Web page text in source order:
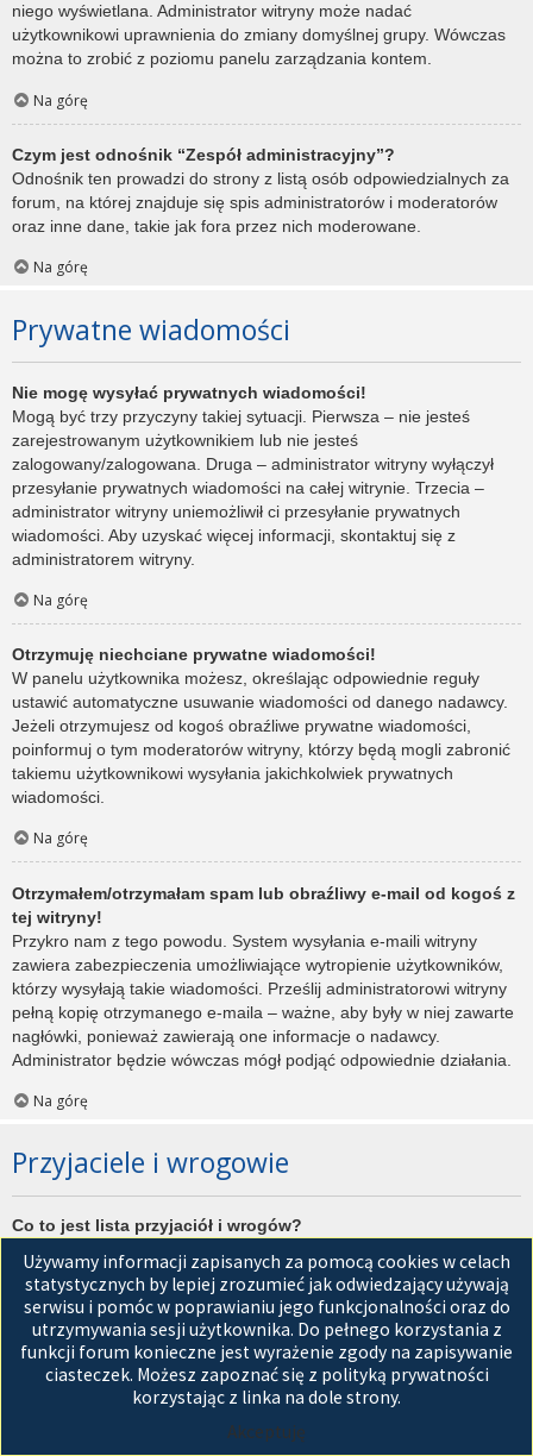
niego wyświetlana. Administrator witryny może nadać
użytkownikowi uprawnienia do zmiany domyślnej grupy. Wówczas
można to zrobić z poziomu panelu zarządzania kontem.
Na górę
Czym jest odnośnik “Zespół administracyjny”?
Odnośnik ten prowadzi do strony z listą osób odpowiedzialnych za
forum, na której znajduje się spis administratorów i moderatorów
oraz inne dane, takie jak fora przez nich moderowane.
Na górę
Prywatne wiadomości
Nie mogę wysyłać prywatnych wiadomości!
Mogą być trzy przyczyny takiej sytuacji. Pierwsza – nie jesteś
zarejestrowanym użytkownikiem lub nie jesteś
zalogowany/zalogowana. Druga – administrator witryny wyłączył
przesyłanie prywatnych wiadomości na całej witrynie. Trzecia –
administrator witryny uniemożliwił ci przesyłanie prywatnych
wiadomości. Aby uzyskać więcej informacji, skontaktuj się z
administratorem witryny.
Na górę
Otrzymuję niechciane prywatne wiadomości!
W panelu użytkownika możesz, określając odpowiednie reguły
ustawić automatyczne usuwanie wiadomości od danego nadawcy.
Jeżeli otrzymujesz od kogoś obraźliwe prywatne wiadomości,
poinformuj o tym moderatorów witryny, którzy będą mogli zabronić
takiemu użytkownikowi wysyłania jakichkolwiek prywatnych
wiadomości.
Na górę
Otrzymałem/otrzymałam spam lub obraźliwy e-mail od kogoś z
tej witryny!
Przykro nam z tego powodu. System wysyłania e-maili witryny
zawiera zabezpieczenia umożliwiające wytropienie użytkowników,
którzy wysyłają takie wiadomości. Prześlij administratorowi witryny
pełną kopię otrzymanego e-maila – ważne, aby były w niej zawarte
nagłówki, ponieważ zawierają one informacje o nadawcy.
Administrator będzie wówczas mógł podjąć odpowiednie działania.
Na górę
Przyjaciele i wrogowie
Co to jest lista przyjaciół i wrogów?
użytkowników witryny. Użytkownicy dodani do listy przyjaciół będą
wyświetleni na karciePrzyjacieleznajdującej się w panelu
zarządzania kontem. Z tego poziomu można szybko sprawdzić ich
status, a także wysłać prywatną wiadomość. Zależnie od
używanego stylu witryny, posty tych użytkowników mogą być
wyróżniane. Jeśli użytkownik zostanie dodany do listy wrogów,
Używamy informacji zapisanych za pomocą cookies w celach
statystycznych by lepiej zrozumieć jak odwiedzający używają
serwisu i pomóc w poprawianiu jego funkcjonalności oraz do
utrzymywania sesji użytkownika. Do pełnego korzystania z
funkcji forum konieczne jest wyrażenie zgody na zapisywanie
ciasteczek. Możesz zapoznać się z polityką prywatności
korzystając z linka na dole strony.
Akceptuję